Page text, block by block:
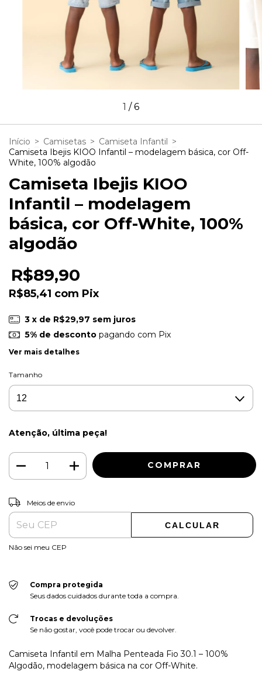
1 /6
Início > Camisetas > Camiseta Infantil >
Camiseta Ibejis KIOO Infantil – modelagem básica, cor Off-
White, 100% algodão
Camiseta Ibejis KIOO
Infantil – modelagem
básica, cor Off-White, 100%
algodão
R$89,90
R$85,41 com Pix
3 x de R$29,97 sem juros
5% de descontopagando com Pix
Ver mais detalhes
Tamanho
Atenção, última peça!
Entregas para o CEP:
Meios de envio
CALCULAR
Não sei meu CEP
Compra protegida
Seus dados cuidados durante toda a compra.
Trocas e devoluções
Se não gostar, você pode trocar ou devolver.
Camiseta Infantil em Malha Penteada Fio 30.1 – 100%
Algodão, modelagem básica na cor Off-White.